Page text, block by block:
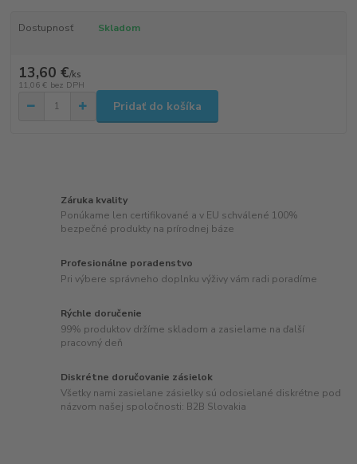
Dostupnosť Skladom
13,60 €/ks
11,06 € bez DPH
Pridať do košíka
Záruka kvality
Ponúkame len certifikované a v EU schválené 100%
bezpečné produkty na prírodnej báze
Profesionálne poradenstvo
Pri výbere správneho doplnku výživy vám radi poradíme
Rýchle doručenie
99% produktov držíme skladom a zasielame na ďalší
pracovný deň
Diskrétne doručovanie zásielok
Všetky nami zasielane zásielky sú odosielané diskrétne pod
názvom našej spoločnosti: B2B Slovakia